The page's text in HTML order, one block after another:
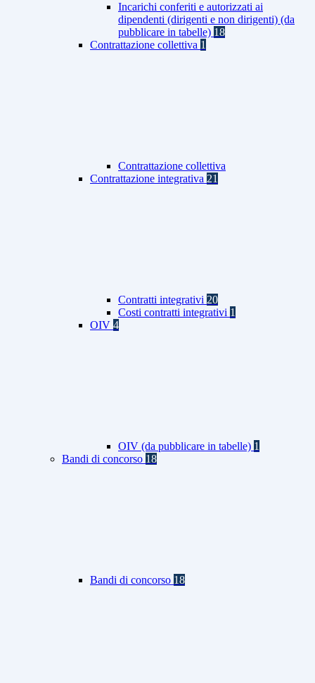
Incarichi conferiti e autorizzati ai
dipendenti (dirigenti e non dirigenti) (da
pubblicare in tabelle) 18
Contrattazione collettiva 1
Contrattazione collettiva
Contrattazione integrativa 21
Contratti integrativi 20
Costi contratti integrativi 1
OIV 4
OIV (da pubblicare in tabelle) 1
Bandi di concorso 18
Bandi di concorso 18